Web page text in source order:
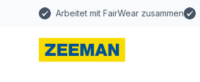
Arbeitet mit FairWear zusammen